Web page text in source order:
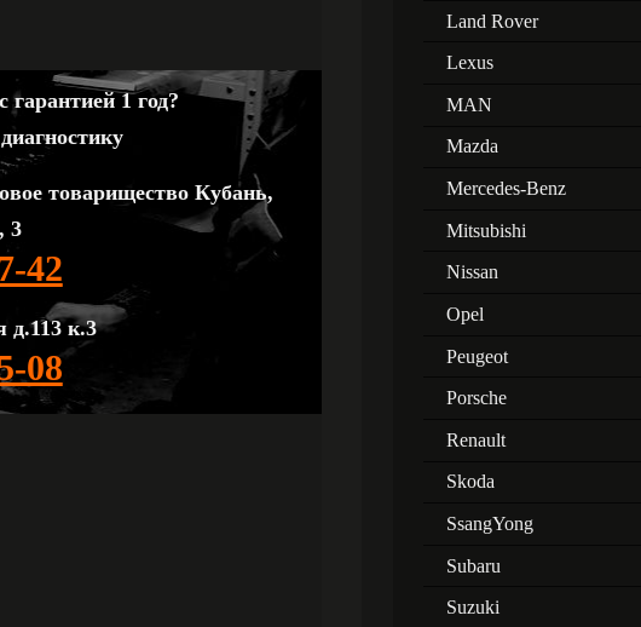
гарантией 1 год?
товарищество Кубань,
3
42
д.113 к.3
08
Land Rover
Lexus
MAN
Mazda
Mercedes-Benz
Mitsubishi
Nissan
Opel
Peugeot
Porsche
Renault
Skoda
SsangYong
Subaru
Suzuki